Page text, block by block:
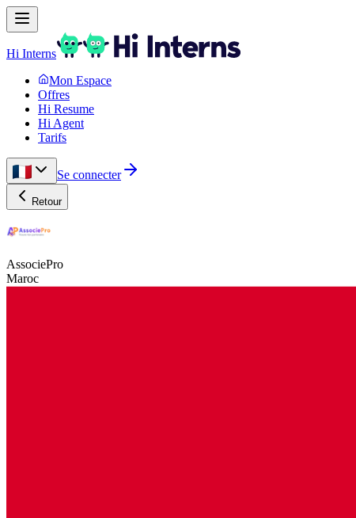
Hi Interns
Mon Espace
Offres
Hi Resume
Hi Agent
Tarifs
Se connecter
Retour
AssociePro
Maroc